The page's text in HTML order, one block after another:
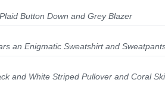
Button Down and Grey Blazer
an Enigmatic Sweatshirt and
and White Striped Pullover and Coral